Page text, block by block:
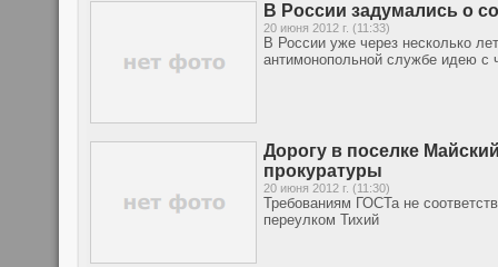
В России задумались о
20 июня 2012 г. (11:33)
В России уже через несколько
антимонопольной службе идею с
Дорогу в поселке
прокуратуры
20 июня 2012 г. (11:30)
Требованиям ГОСТа не
переулком Тихий